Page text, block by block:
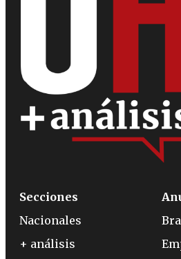
Secciones
Nacionales
+ análisis